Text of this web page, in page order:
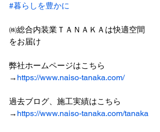
#暮らしを豊かに
㈱総合内装業ＴＡＮＡＫＡは快適空間
をお届け
弊社ホームページはこちら
→ https://www.naiso-tanaka.com/
過去ブログ、施工実績はこちら
→ https://www.naiso-tanaka.com/tanaka